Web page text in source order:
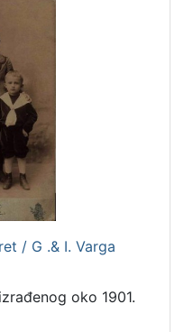
/ G .& I. Varga
oko 1901.